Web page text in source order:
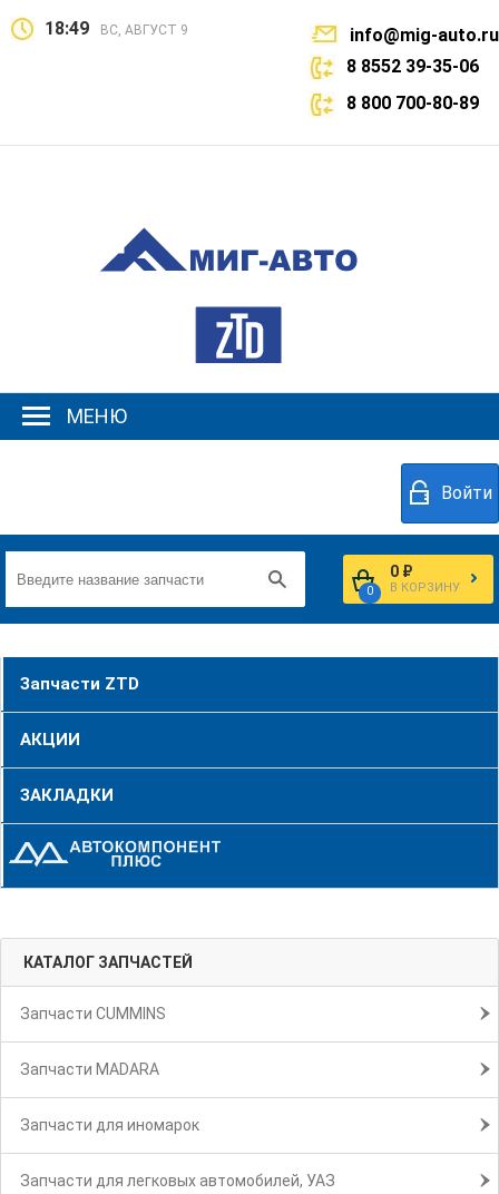
18:49 ВС, АВГУСТ 9
info@mig-auto.ru
8 8552 39-35-06
8 800 700-80-89
МЕНЮ
Войти
0
0 ₽
В КОРЗИНУ
Запчасти ZTD
АКЦИИ
ЗАКЛАДКИ
КАТАЛОГ ЗАПЧАСТЕЙ
Запчасти CUMMINS
Запчасти MADARA
Запчасти для иномарок
Запчасти для легковых автомобилей, УАЗ